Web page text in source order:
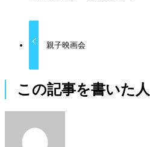
親子映画会
この記事を書いた人